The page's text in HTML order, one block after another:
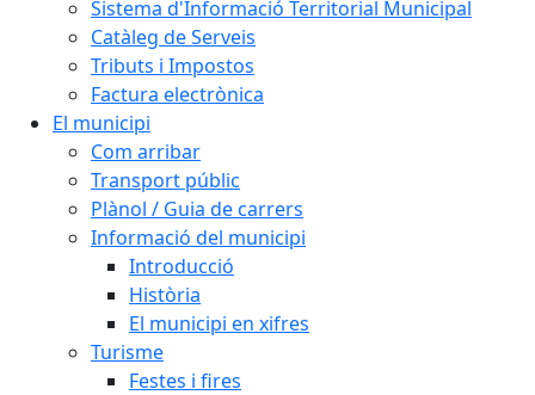
Sistema d'Informació Territorial Municipal
Catàleg de Serveis
Tributs i Impostos
Factura electrònica
El municipi
Com arribar
Transport públic
Plànol / Guia de carrers
Informació del municipi
Introducció
Història
El municipi en xifres
Turisme
Festes i fires